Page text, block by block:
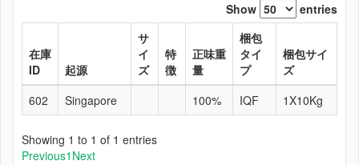
Show entries
在庫
ID
起源
サ
イ
ズ
特
徴
正味重
量
梱包
タイ
プ
梱包サイ
ズ
602
Singapore 100% IQF 1X10Kg
Showing 1 to 1 of 1 entries
Previous1 Next